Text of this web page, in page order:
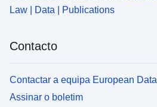
Law | Data | Publications
Contacto
Contactar a equipa European Data
Assinar o boletim